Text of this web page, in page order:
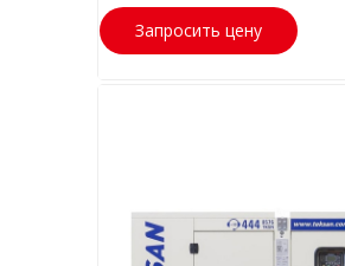
Запросить цену